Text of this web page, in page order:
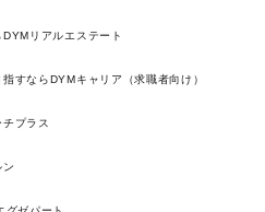
リアルエステート
すならDYMキャリア（求職者向け）
プラス
ン